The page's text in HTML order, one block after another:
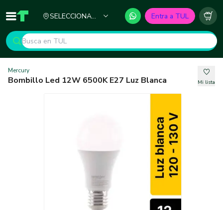
Inicio TUL - Tu Marketplace de Construcción
SELECCIONA
Entra a TUL
Mercury
Bombillo Led 12W 6500K E27 Luz Blanca Mi lista